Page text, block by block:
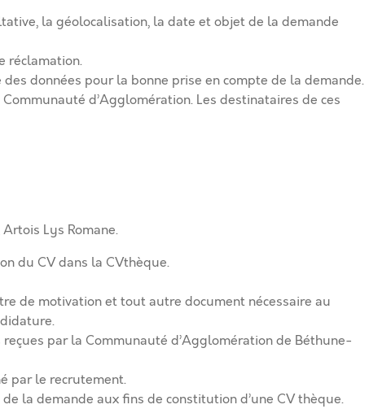
la géolocalisation, la date et objet de la demande
réclamation.
données pour la bonne prise en compte de la demande.
d’Agglomération. Les destinataires de ces
Lys Romane.
du CV dans la CVthèque.
de motivation et tout autre document nécessaire au
par la Communauté d’Agglomération de Béthune-
par le recrutement.
la demande aux fins de constitution d’une CV thèque.